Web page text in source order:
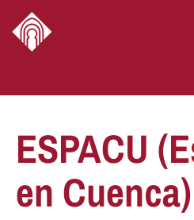
ESPACU
en Cuenca)